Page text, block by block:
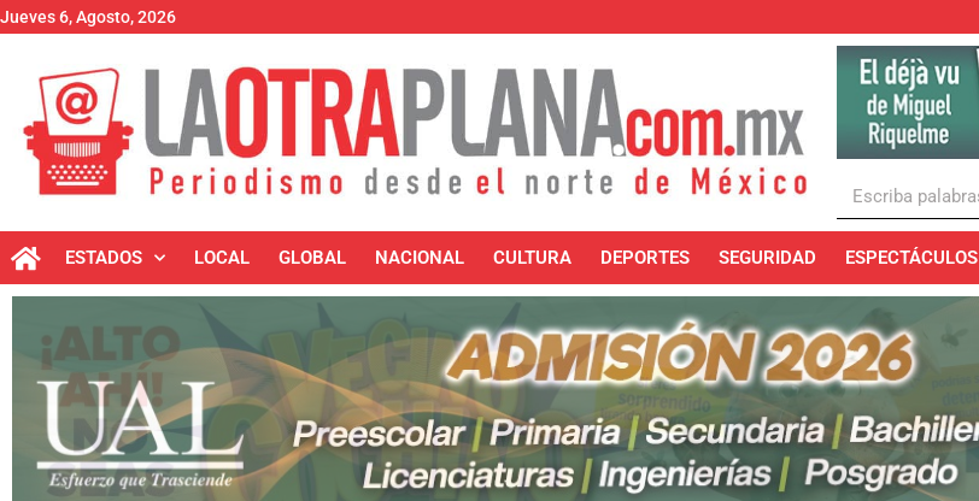
Jueves 6, Agosto, 2026
ESTADOS LOCAL GLOBAL NACIONAL CULTURA DEPORTES SEGURIDAD ESPECTÁCULOS